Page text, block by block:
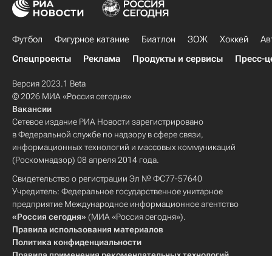
Футбол Фигурное катание Биатлон ЗОЖ Хоккей
Спецпроекты
Реклама Продукты и сервисы Пресс-
Версия 2023.1 Beta
© 2026 МИА «Россия сегодня»
Вакансии
Сетевое издание РИА Новости зарегистрировано
в Федеральной службе по надзору в сфере связи,
информационных технологий и массовых коммуникаций
(Роскомнадзор) 08 апреля 2014 года.
Свидетельство о регистрации Эл № ФС77-57640
Учредитель: Федеральное государственное унитарное
предприятие Международное информационное агентство
«Россия сегодня» (МИА «Россия сегодня»).
Правила использования материалов
Политика конфиденциальности